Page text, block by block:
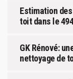
Estimation
toit dans le
GK Rénové:
nettoyage de